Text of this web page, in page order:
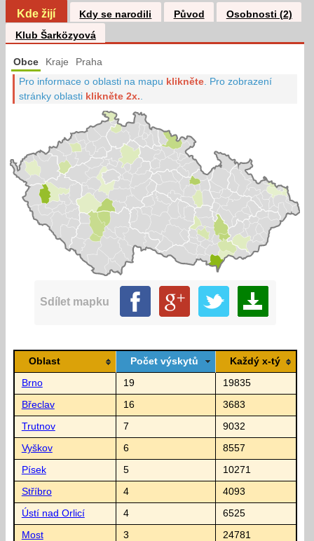
Kde žijí Kdy se narodili Původ
Osobnosti (2)
Klub Šarközyová
Obce Kraje Praha
Pro informace o oblasti na mapu klikněte Pro zobrazení
stránky oblasti klikněte 2x.
Sdílet mapku
Oblast Počet výskytů Každý x-tý
Brno 19 19835
Břeclav 16 3683
Trutnov 7 9032
Vyškov 6 8557
Písek 5 10271
Stříbro 4 4093
Ústí nad Orlicí 4 6525
Most 3 24781